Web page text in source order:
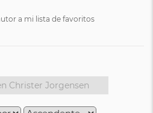
a mi lista de favoritos